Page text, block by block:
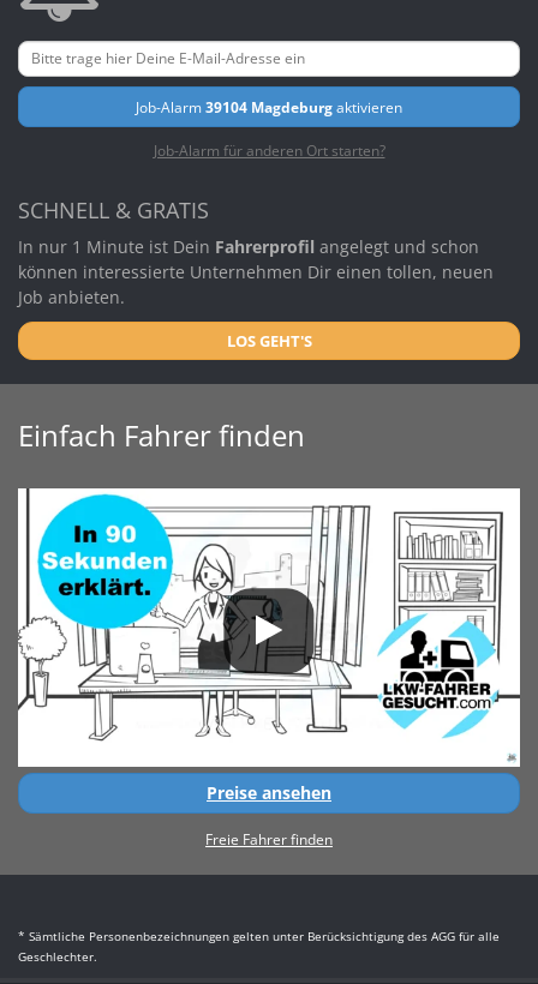
Job-Alarm39104 Magdeburgaktivieren
Job-Alarm für anderen Ort starten?
SCHNELL & GRATIS
In nur 1 Minute ist Dein Fahrerprofil angelegt und schon
können interessierte Unternehmen Dir einen tollen, neuen
Job anbieten.
LOS GEHT'S
Einfach Fahrer finden
Preise ansehen
Freie Fahrer finden
* Sämtliche Personenbezeichnungen gelten unter Berücksichtigung des AGG für alle
Geschlechter.